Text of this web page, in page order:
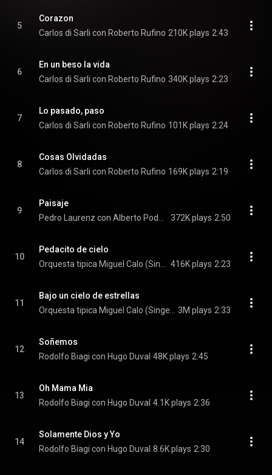
5
Corazon
Carlos di Sarli con Roberto Rufino 210K plays 2:43
6
En un beso la vida
Carlos di Sarli con Roberto Rufino 340K plays 2:23
7
Lo pasado, paso
Carlos di Sarli con Roberto Rufino 101K plays 2:24
8
Cosas Olvidadas
Carlos di Sarli con Roberto Rufino 169K plays 2:19
9
Paisaje
372K plays 2:50
10
Pedacito de cielo
416K plays 2:23
11
Bajo un cielo de estrellas
3M plays 2:33
12
Soñemos
Rodolfo Biagi con Hugo Duval 48K plays 2:45
13
Oh Mama Mia
Rodolfo Biagi con Hugo Duval 4.1K plays 2:36
14
Solamente Dios y Yo
Rodolfo Biagi con Hugo Duval 8.6K plays 2:30